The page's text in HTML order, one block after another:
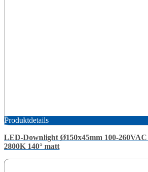
Produktdetails
LED-Downlight Ø150x45mm 100-
2800K 140° matt